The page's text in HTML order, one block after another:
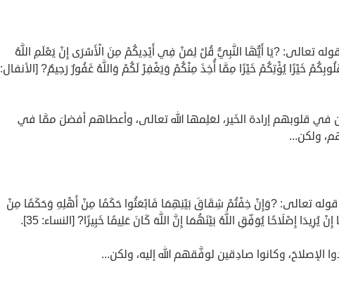
قوله تعالى: ?يَا أَيُّهَا النَّبِيُّ قُلْ لِمَنْ فِي أَيْدِيكُمْ مِنَ الْأَسْرَى إِنْ يَعْلَمِ اللَّهُ
خَيْرًا يُؤْتِكُمْ خَيْرًا مِمَّا أُخِذَ مِنْكُمْ وَيَغْفِرْ لَكُمْ وَاللَّهُ غَفُورٌ رَحِيمٌ? [الأنفال:
في قلوبهم إرادة الخَير، لعَلِمها الله تعالى، وأعطاهم أفضلَ ممَّا في
ولكن...
قوله تعالى: ?وَإِنْ خِفْتُمْ شِقَاقَ بَيْنِهِمَا فَابْعَثُوا حَكَمًا مِنْ أَهْلِهِ وَحَكَمًا مِنْ
يُرِيدَا إِصْلَاحًا يُوَفِّقِ اللَّهُ بَيْنَهُمَا إِنَّ اللَّهَ كَانَ عَلِيمًا خَبِيرًا? [النساء: 35].
الإصلاحَ، وكانوا صادِقين لوفَّقهم الله إليه، ولكن...